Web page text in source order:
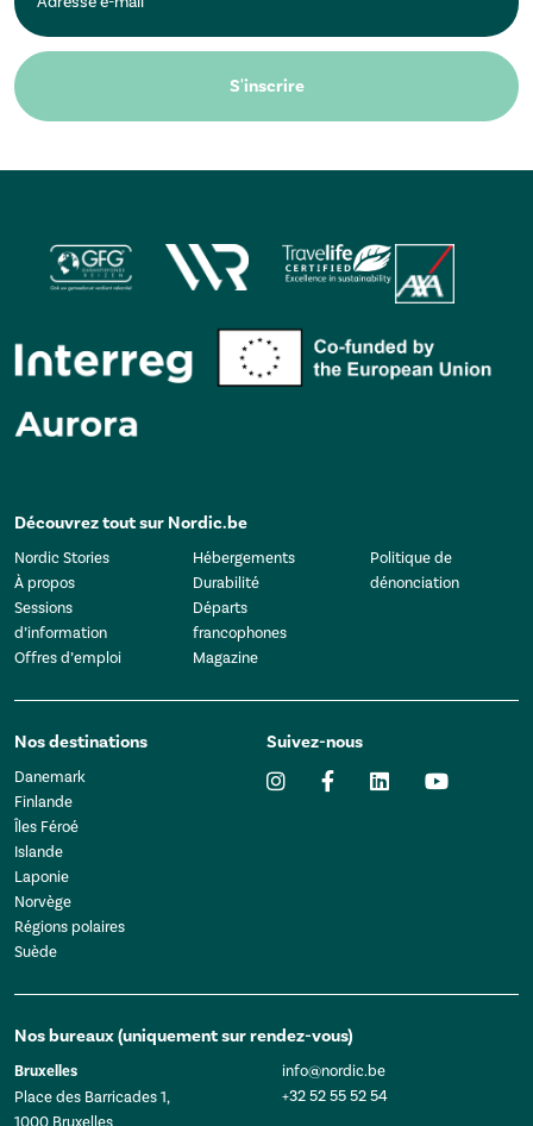
S'inscrire
Découvrez tout sur Nordic.be
Nordic Stories
À propos
Sessions
d’information
Offres d’emploi
Hébergements
Durabilité
Départs
francophones
Magazine
Politique de
dénonciation
Nos destinations
Danemark
Finlande
Îles Féroé
Islande
Laponie
Norvège
Régions polaires
Suède
Suivez-nous
Nos bureaux (uniquement sur rendez-vous)
Bruxelles
Place des Barricades 1,
1000 Bruxelles
info@nordic.be
+32 52 55 52 54